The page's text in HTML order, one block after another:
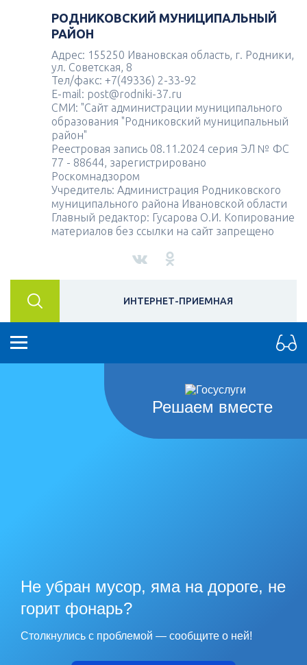
РОДНИКОВСКИЙ МУНИЦИПАЛЬНЫЙ
РАЙОН
Адрес: 155250 Ивановская область, г. Родники,
ул. Советская, 8
Тел/факс: +7(49336) 2-33-92
E-mail: post@rodniki-37.ru
СМИ: "Сайт администрации муниципального
образования "Родниковский муниципальный
район"
Реестровая запись 08.11.2024 серия ЭЛ № ФС
77 - 88644, зарегистрировано
Роскомнадзором
Учредитель: Администрация Родниковского
муниципального района Ивановской области
Главный редактор: Гусарова О.И. Копирование
материалов без ссылки на сайт запрещено
ИНТЕРНЕТ-ПРИЕМНАЯ
Решаем вместе
Не убран мусор, яма на дороге, не
горит фонарь?
Столкнулись с проблемой — сообщите о ней!